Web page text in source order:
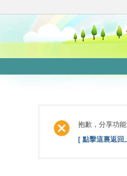
抱歉，分享功
[ 點擊這裏返回